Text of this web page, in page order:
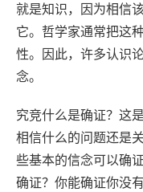
就是知识，因为相信
它。哲学家通常把这
性。因此，许多认识
念。
究竞什么是确证？这
相信什么的问题还是
些基本的信念可以确
确证？你能确证你没